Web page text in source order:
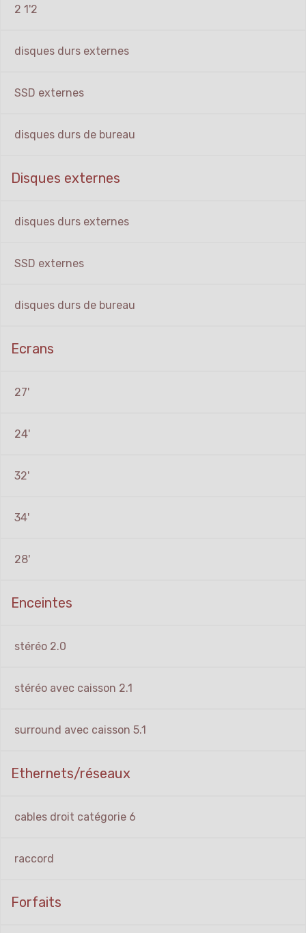
2 1'2
disques durs externes
SSD externes
disques durs de bureau
Disques externes
disques durs externes
SSD externes
disques durs de bureau
Ecrans
27'
24'
32'
34'
28'
Enceintes
stéréo 2.0
stéréo avec caisson 2.1
surround avec caisson 5.1
Ethernets/réseaux
cables droit catégorie 6
raccord
Forfaits